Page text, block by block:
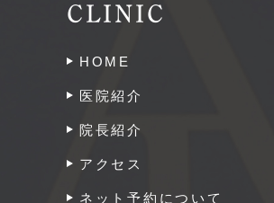
CLINIC
HOME
医院紹介
院長紹介
アクセス
ネット予約について